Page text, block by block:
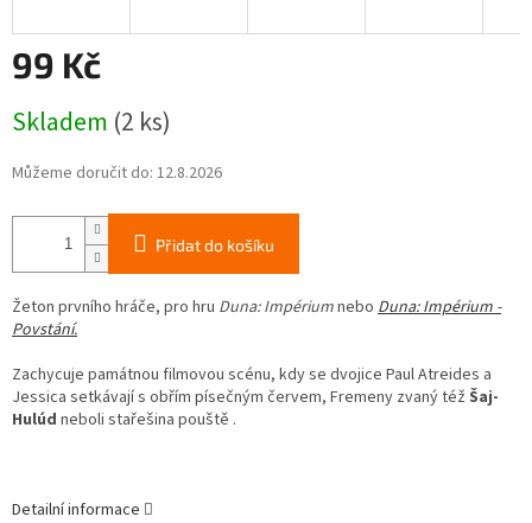
99 Kč
cena:
Skladem (2 ks)
Můžeme doručit do: 12.8.2026
Přidat do košíku
Žeton prvního hráče, pro hru Duna: Impériumnebo Duna: Impérium -
Povstání.
Zachycuje památnou filmovou scénu, kdy se dvojice Paul Atreides a
Jessica setkávají s obřím písečným červem, Fremeny zvaný též Šaj-
Hulúd neboli stařešina pouště .
Detailní informace